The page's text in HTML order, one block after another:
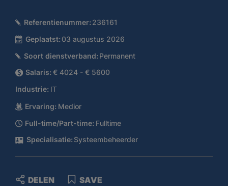
Referentienummer: 236161
Geplaatst: 03 augustus 2026
Soort dienstverband: Permanent
Salaris: € 4024 - € 5600
Industrie: IT
Ervaring: Medior
Full-time/Part-time: Fulltime
Specialisatie: Systeembeheerder
SAVE
DELEN